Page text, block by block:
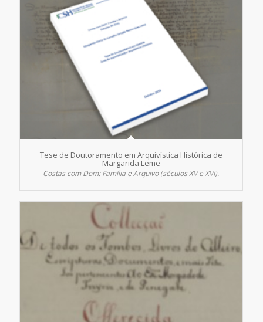
Tese de Doutoramento em Arquivística Histórica de
Margarida Leme
Costas com Dom: Família e Arquivo (séculos XV e XVI).